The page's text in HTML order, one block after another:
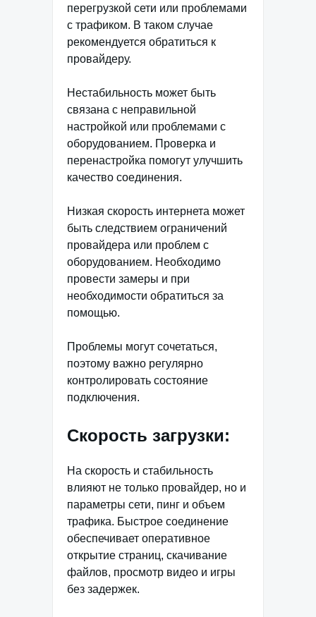
перегрузкой сети или проблемами
с трафиком. В таком случае
рекомендуется обратиться к
провайдеру.
Нестабильность может быть
связана с неправильной
настройкой или проблемами с
оборудованием. Проверка и
перенастройка помогут улучшить
качество соединения.
Низкая скорость интернета может
быть следствием ограничений
провайдера или проблем с
оборудованием. Необходимо
провести замеры и при
необходимости обратиться за
помощью.
Проблемы могут сочетаться,
поэтому важно регулярно
контролировать состояние
подключения.
Скорость загрузки:
На скорость и стабильность
влияют не только провайдер, но и
параметры сети, пинг и объем
трафика. Быстрое соединение
обеспечивает оперативное
открытие страниц, скачивание
файлов, просмотр видео и игры
без задержек.